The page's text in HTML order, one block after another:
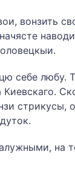
вонзить
себе любу.
стри­кусы,
на